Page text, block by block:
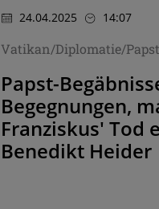
24.04.2025 14:07
Vatikan/Diplomatie/
Papst-
Begegnungen,
Franziskus' Tod
Benedikt Heider